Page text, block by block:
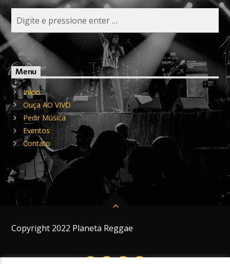
Menu
Início
Ouça AO VIVO
Pedir Música
Eventos
Contato
Copyright 2022 Planeta Reggae